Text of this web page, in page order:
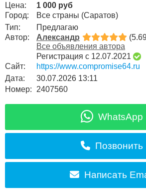
Цена:
1 000 руб
Город:
Все страны (Саратов)
Тип:
Предлагаю
Автор:
Александр
Все объявления автора
Регистрация с 12.07.2021
Сайт:
https://www.compromise64.ru
Дата:
30.07.2026 13:11
Номер:
2407560
WhatsApp
Позвонить
Написать